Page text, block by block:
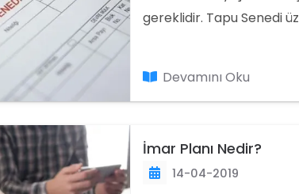
gereklidir. Tapu Senedi
Devamını Oku
İmar Planı Nedir?
14-04-2019